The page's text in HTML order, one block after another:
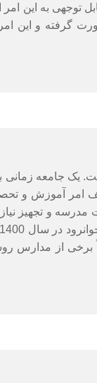
توجهی به این
گرفته و این
یک جامعه
امر آموزش و
و تجهیز
مدارس